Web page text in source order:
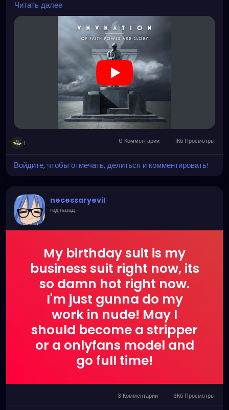
Читать далее
1 0 Комментарии 1Кб Просмотры
Войдите, чтобы отмечать, делиться и комментировать!
necessaryevil
год назад-
My birthday suit is my
business suit right now, its
so damn hot right now.
I'm just gunna do my
work in nude! May I
should become a stripper
or a onlyfans model and
go full time!
3 Комментарии 3Кб Просмотры